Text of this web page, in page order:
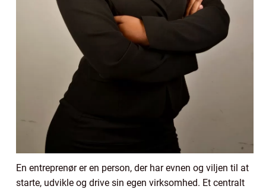
En entreprenør er en person, der har evnen og viljen til at
starte, udvikle og drive sin egen virksomhed. Et centralt